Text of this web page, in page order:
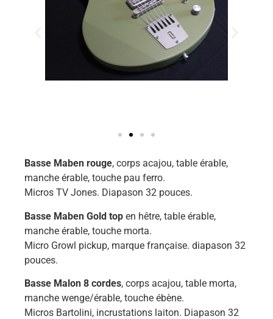
Basse Maben rouge, corps acajou, table érable,
manche érable, touche pau ferro.
Micros TV Jones. Diapason 32 pouces.
Basse Maben Gold top en hêtre, table érable,
manche érable, touche morta.
Micro Growl pickup, marque française. diapason 32
pouces.
Basse Malon 8 cordes, corps acajou, table morta,
manche wenge/érable, touche ébène.
Micros Bartolini, incrustations laiton. Diapason 32